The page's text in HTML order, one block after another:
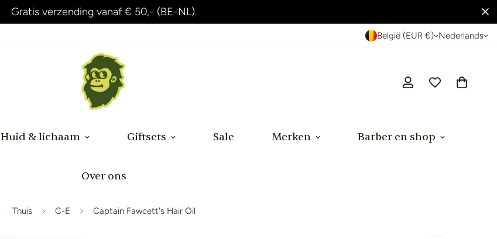
Gratis verzending vanaf € 50,- (BE-NL).
België (EUR €) Nederlands
Huid & lichaam Giftsets Sale Merken Barber en shop
Over ons
Thuis C-E Captain Fawcett's Hair Oil